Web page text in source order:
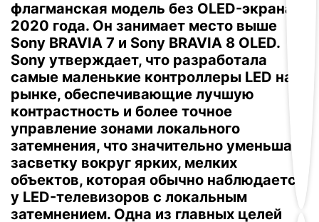
флагманская модель без OLED-экрана с
2020 года. Он занимает место выше
Sony BRAVIA 7 и Sony BRAVIA 8 OLED.
Sony утверждает, что разработала
самые маленькие контроллеры LED на
рынке, обеспечивающие лучшую
контрастность и более точное
управление зонами локального
затемнения, что значительно уменьшает
засветку вокруг ярких, мелких
объектов, которая обычно наблюдается
у LED-телевизоров с локальным
затемнением. Одна из главных целей